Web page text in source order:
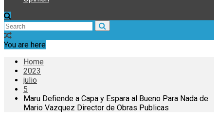
You are here
Home
2023
julio
5
Maru Defiende a Capa y Espara al Bueno Para Nada de
Mario Vazquez Director de Obras Publicas